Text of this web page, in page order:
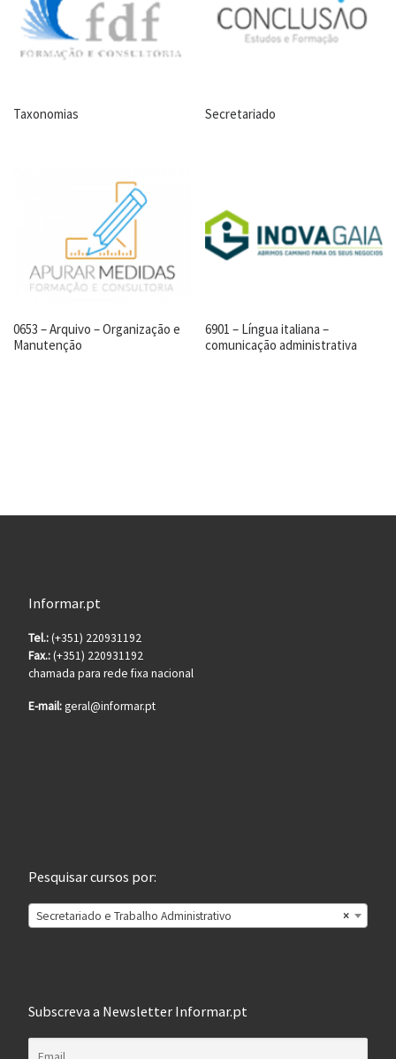
Taxonomias Secretariado
0653 – Arquivo – Organização e
Manutenção
6901 – Língua italiana –
comunicação administrativa
Informar.pt
Tel.:(+351) 220931192
Fax.:(+351) 220931192
chamada para rede fixa nacional
E-mail:geral@informar.pt
Pesquisar cursos por:
×
Secretariado e Trabalho Administrativo
Subscreva a Newsletter Informar.pt